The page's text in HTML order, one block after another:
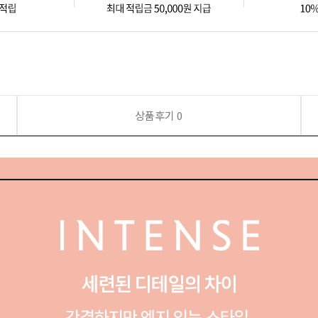
상품후기0